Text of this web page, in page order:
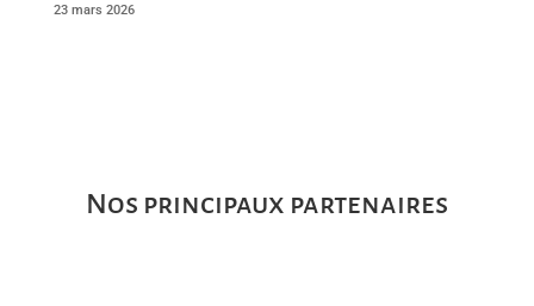
23 mars 2026
Nos principaux partenaires